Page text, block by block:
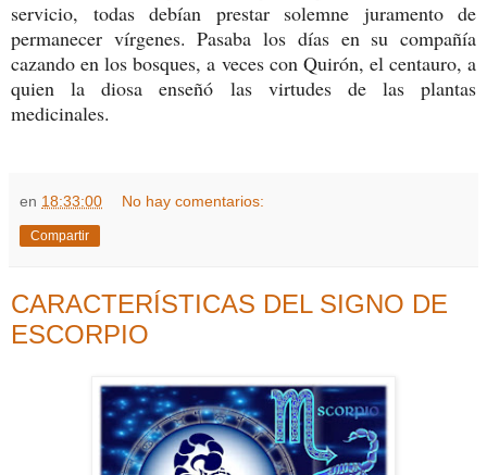
servicio, todas debían prestar solemne juramento de
permanecer vírgenes. Pasaba los días en su compañía
cazando en los bosques, a veces con Quirón, el centauro, a
quien la diosa enseñó las virtudes de las plantas
medicinales.
en 18:33:00 No hay comentarios:
Compartir
CARACTERÍSTICAS DEL SIGNO DE
ESCORPIO